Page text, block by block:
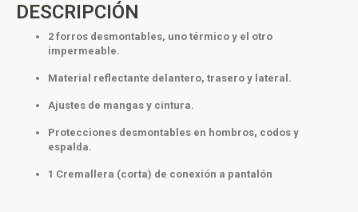
DESCRIPCIÓN
2 forros desmontables, uno térmico y el otro
impermeable.
Material reflectante delantero, trasero y lateral.
Ajustes de mangas y cintura.
Protecciones desmontables en hombros, codos y
espalda.
1 Cremallera (corta) de conexión a pantalón